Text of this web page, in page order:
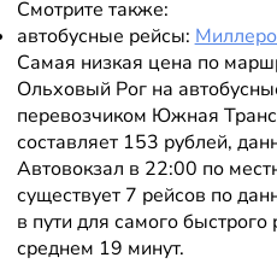
Смотрите также:
автобусные рейсы:
Самая низкая цена по
Ольховый Рог на
перевозчиком Южная
составляет 153 рублей,
Автовокзал в 22:00 по
существует 7 рейсов по
в пути для самого быстрого
среднем 19 минут.